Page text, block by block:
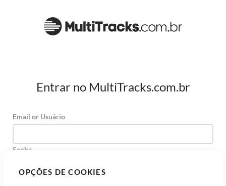
OPÇÕES DE COOKIES
Entrar no MultiTracks.com.br
Email or Usuário
Senha